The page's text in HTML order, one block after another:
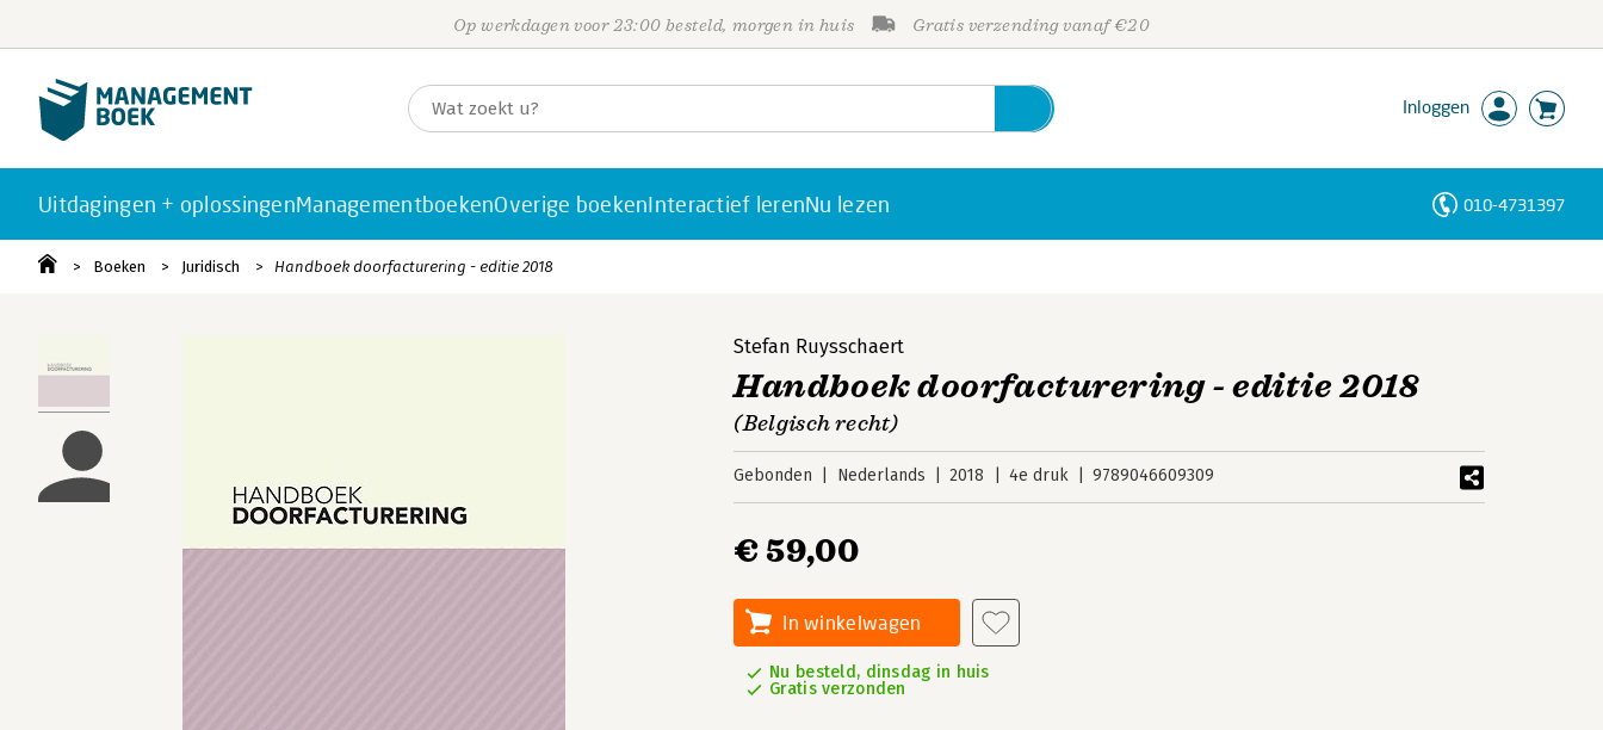
Op werkdagen voor 23:00 besteld, morgen in huis Gratis verzending vanaf €20
Inloggen
Uitdagingen + oplossingenManagementboekenOverige boekenInteractief lerenNu lezen 010-4731397
Boeken Juridisch Handboek doorfacturering - editie 2018
Stefan Ruysschaert
Handboek doorfacturering - editie 2018
(Belgisch recht)
Gebonden Nederlands 2018 4e druk 9789046609309
€ 59,00
In winkelwagen
Nu besteld, dinsdag in huis
Gratis verzonden
Personen